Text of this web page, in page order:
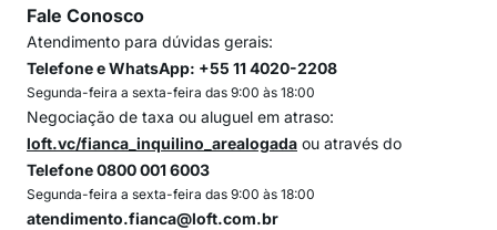
Fale Conosco
Atendimento para dúvidas gerais:
Telefone e WhatsApp: +55 11 4020-2208
Segunda-feira a sexta-feira das 9:00 às 18:00
Negociação de taxa ou aluguel em atraso:
loft.vc/fianca_inquilino_arealogada ou através do
Telefone 0800 001 6003
Segunda-feira a sexta-feira das 9:00 às 18:00
atendimento.fianca@loft.com.br